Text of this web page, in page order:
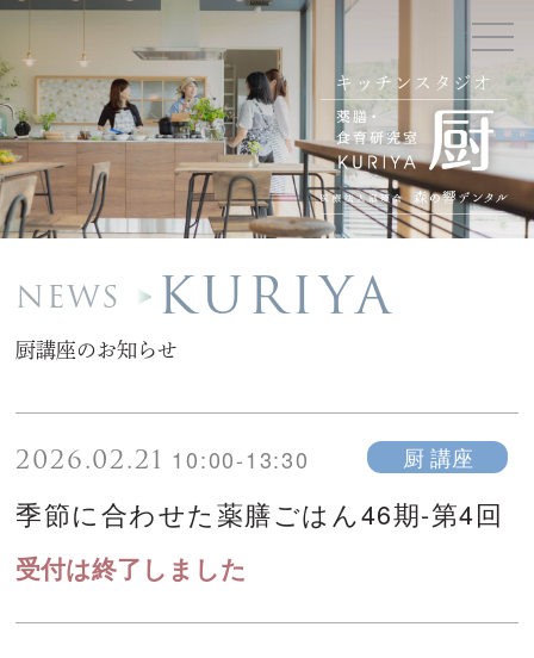
キッチンスタジオ
NEWS KURIYA
厨講座のお知らせ
2026.02.21 10:00-13:30 厨 講座
季節に合わせた薬膳ごはん46期-第4回
受付は終了しました